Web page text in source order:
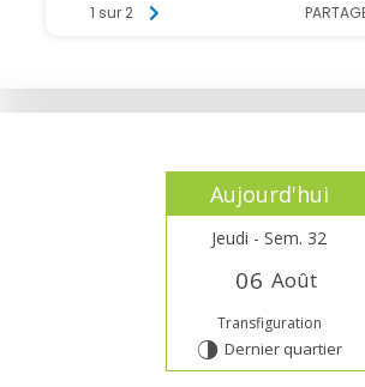
Aujourd'hui
Jeudi - Sem. 32
06 Août
Transfiguration
T Dernier quartier